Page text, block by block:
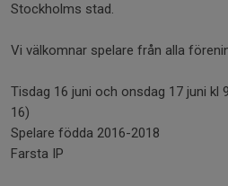
Stockholms stad.
Vi välkomnar spelare från alla
Tisdag 16 juni och onsdag 17 juni kl
16)
Spelare födda 2016-2018
Farsta IP